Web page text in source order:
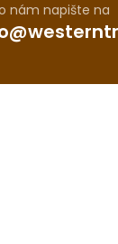
nám napište na